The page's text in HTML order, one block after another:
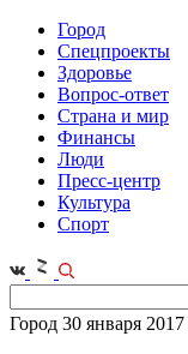
Город
Спецпроекты
Здоровье
Вопрос-ответ
Страна и мир
Финансы
Люди
Пресс-центр
Культура
Спорт
Город 30 января 2017